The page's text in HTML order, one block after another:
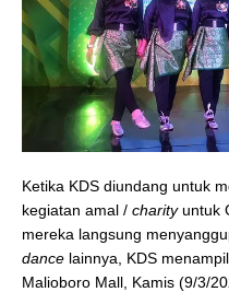
Ketika KDS diundang untuk
kegiatan amal / charityuntuk
mereka langsung
dance lainnya, KDS
Malioboro Mall, Kamis (9/3/